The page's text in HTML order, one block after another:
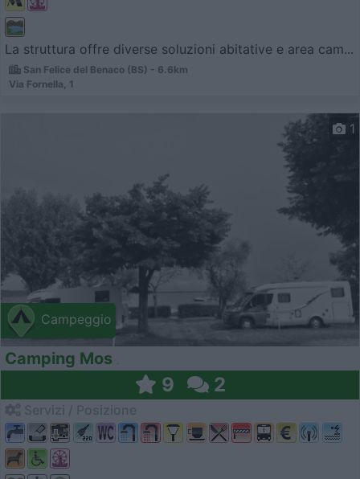
La struttura offre diverse soluzioni abitative e area cam...
San Felice del Benaco (BS) - 6.6km
Via Fornella, 1
Campeggio
1
Camping Mos
9 2